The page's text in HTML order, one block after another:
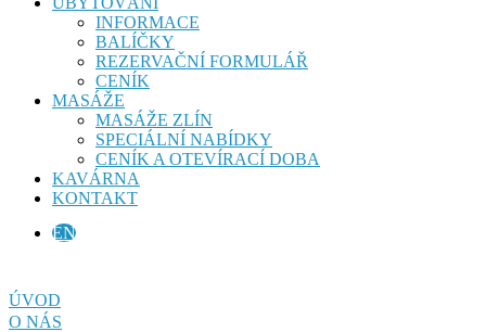
INFORMACE
BALÍČKY
REZERVAČNÍ FORMULÁŘ
CENÍK
MASÁŽE
MASÁŽE ZLÍN
SPECIÁLNÍ NABÍDKY
CENÍK A OTEVÍRACÍ DOBA
KAVÁRNA
KONTAKT
EN
ÚVOD
O NÁS